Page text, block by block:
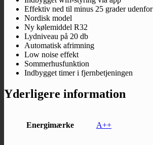
Effektiv ned til minus 25 grader udenfor
Nordisk model
Ny kølemiddel R32
Lydniveau på 20 db
Automatisk afrimning
Low noise effekt
Sommerhusfunktion
Indbygget timer i fjernbetjeningen
Yderligere information
Energimærke A++